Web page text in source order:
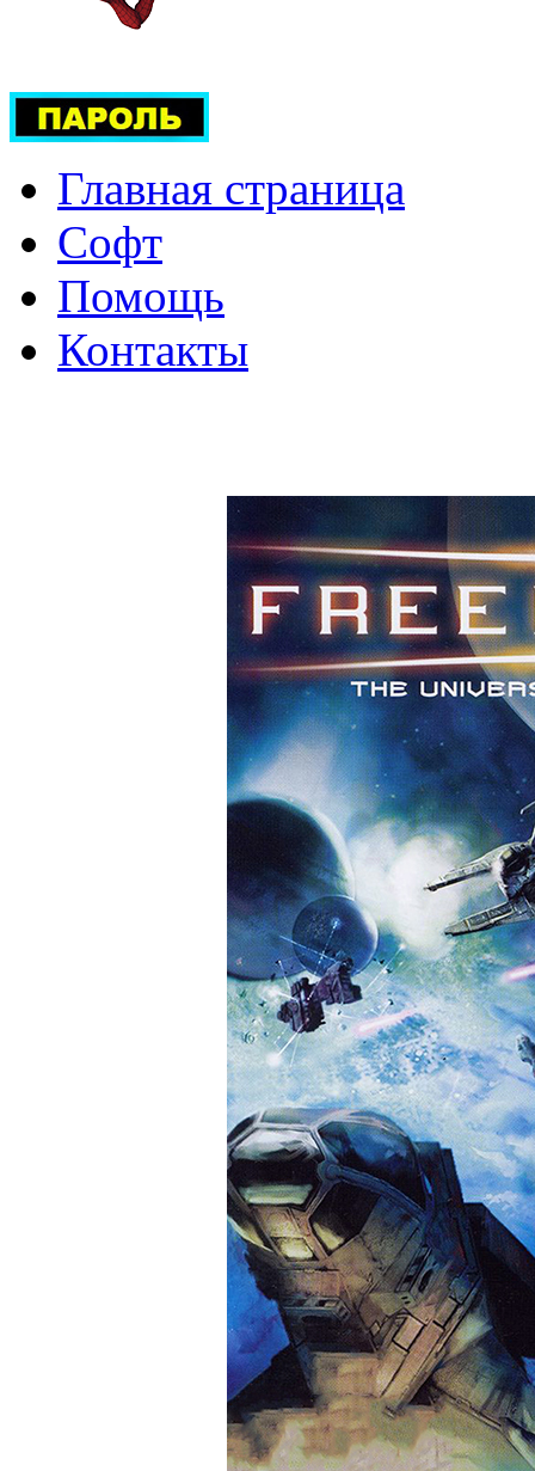
Главная страница
Софт
Помощь
Контакты